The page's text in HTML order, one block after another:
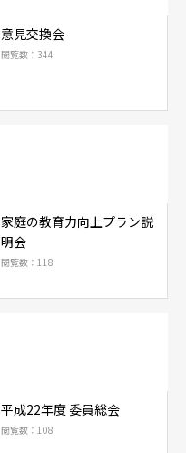
意見交換会
閲覧数：344
家庭の教育力向上プラン説
明会
閲覧数：118
平成22年度 委員総会
閲覧数：108